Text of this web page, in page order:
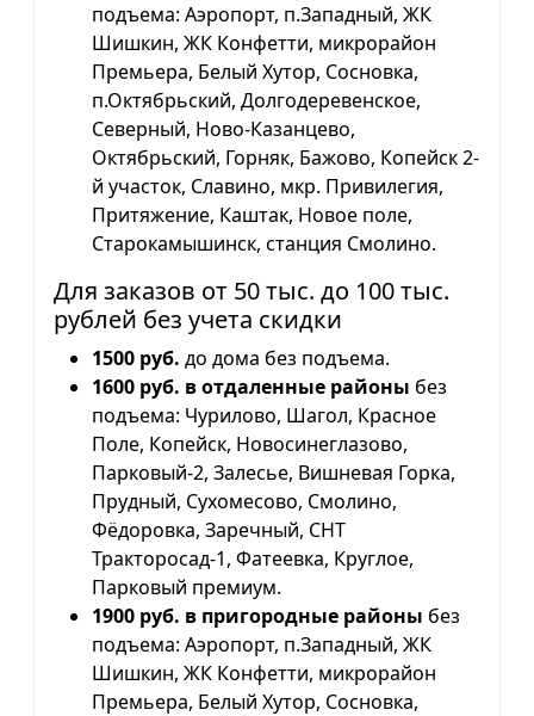
подъема: Аэропорт, п.Западный, ЖК
Шишкин, ЖК Конфетти, микрорайон
Премьера, Белый Хутор, Сосновка,
п.Октябрьский, Долгодеревенское,
Северный, Ново-Казанцево,
Октябрьский, Горняк, Бажово, Копейск 2-
й участок, Славино, мкр. Привилегия,
Притяжение, Каштак, Новое поле,
Старокамышинск, станция Смолино.
Для заказов от 50 тыс. до 100 тыс.
рублей без учета скидки
1500 руб. до дома без подъема.
1600 руб. в отдаленные районы без
подъема: Чурилово, Шагол, Красное
Поле, Копейск, Новосинеглазово,
Парковый-2, Залесье, Вишневая Горка,
Прудный, Сухомесово, Смолино,
Фёдоровка, Заречный, СНТ
Тракторосад-1, Фатеевка, Круглое,
Парковый премиум.
1900 руб. в пригородные районы без
подъема: Аэропорт, п.Западный, ЖК
Шишкин, ЖК Конфетти, микрорайон
Премьера, Белый Хутор, Сосновка,